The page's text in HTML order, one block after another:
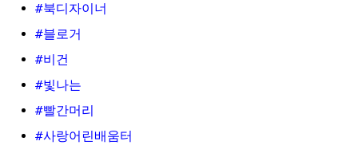
#북디자이너
#블로거
#비건
#빛나는
#빨간머리
#사랑어린배움터